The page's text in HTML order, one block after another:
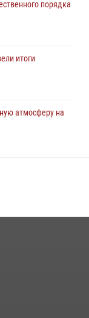
порядка
итоги
атмосферу на
от